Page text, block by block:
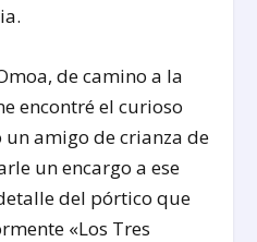
de camino a la
encontré el curioso
un amigo de crianza de
un encargo a ese
del pórtico que
«Los Tres